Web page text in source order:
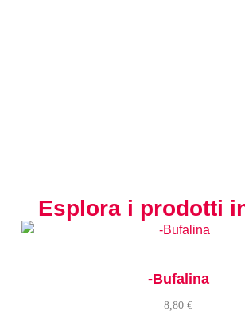
Esplora i prodotti
-Bufalina
8,80 €